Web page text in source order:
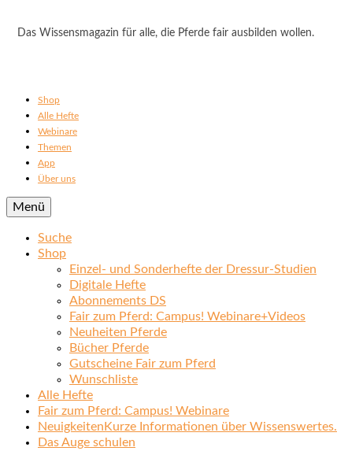
Das Wissensmagazin für alle, die Pferde fair ausbilden wollen.
Shop
Alle Hefte
Webinare
Themen
App
Über uns
Menü
Suche
Shop
Einzel- und Sonderhefte der Dressur-Studien
Digitale Hefte
Abonnements DS
Fair zum Pferd: Campus! Webinare+Videos
Neuheiten Pferde
Bücher Pferde
Gutscheine Fair zum Pferd
Wunschliste
Alle Hefte
Fair zum Pferd: Campus! Webinare
Neuigkeiten Kurze Informationen über Wissenswertes.
Das Auge schulen